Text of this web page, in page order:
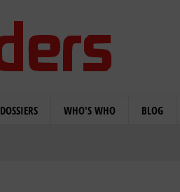
DOSSIERS WHO'S WHO BLOG